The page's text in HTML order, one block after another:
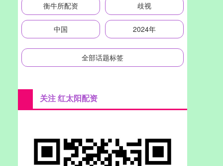
衡牛所配资 歧视
中国 2024年
全部话题标签
关注 红太阳配资